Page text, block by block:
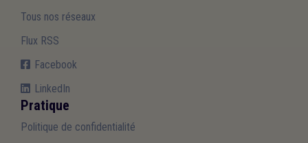
Tous nos réseaux
Flux RSS
Facebook
LinkedIn
Pratique
Politique de confidentialité